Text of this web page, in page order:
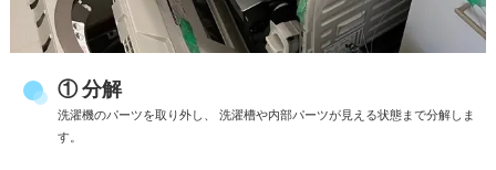
① 分解
洗濯機のパーツを取り外し、 洗濯槽や内部パーツが見える状態まで分解しま
す。